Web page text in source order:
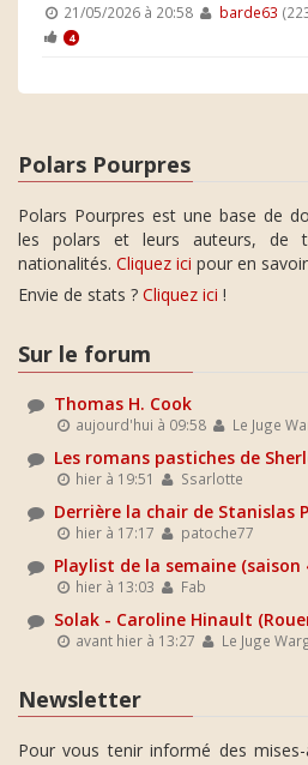
21/05/2026 à 20:58 barde63
4
Polars Pourpres
Polars Pourpres est une base de
les polars et leurs auteurs, de
nationalités. Cliquez ici pour en
Envie de stats ? Cliquez ici !
Sur le forum
Thomas H. Cook
aujourd'hui à 09:58 Le Juge
Les romans pastiches de
hier à 19:51 Ssarlotte
Derrière la chair de Stanislas
hier à 17:17 patoche77
Playlist de la semaine (saison
hier à 13:03 Fab
Solak - Caroline Hinault
avant hier à 13:27 Le Juge
Newsletter
Pour vous tenir informé des